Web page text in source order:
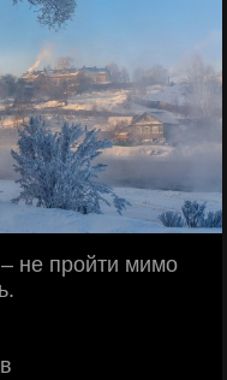
не пройти мимо